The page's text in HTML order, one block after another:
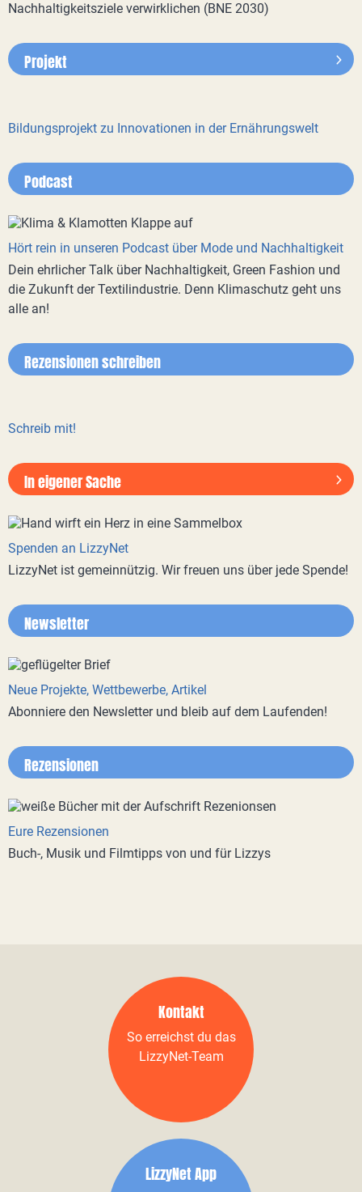
Nachhaltigkeitsziele verwirklichen (BNE 2030)
Projekt
Bildungsprojekt zu Innovationen in der Ernährungswelt
Podcast
Hört rein in unseren Podcast über Mode und Nachhaltigkeit
Dein ehrlicher Talk über Nachhaltigkeit, Green Fashion und
die Zukunft der Textilindustrie. Denn Klimaschutz geht uns
alle an!
Rezensionen schreiben
Schreib mit!
In eigener Sache
Spenden an LizzyNet
LizzyNet ist gemeinnützig. Wir freuen uns über jede Spende!
Newsletter
Neue Projekte, Wettbewerbe, Artikel
Abonniere den Newsletter und bleib auf dem Laufenden!
Rezensionen
Eure Rezensionen
Buch-, Musik und Filmtipps von und für Lizzys
Kontakt
So erreichst du das
LizzyNet-Team
LizzyNet App